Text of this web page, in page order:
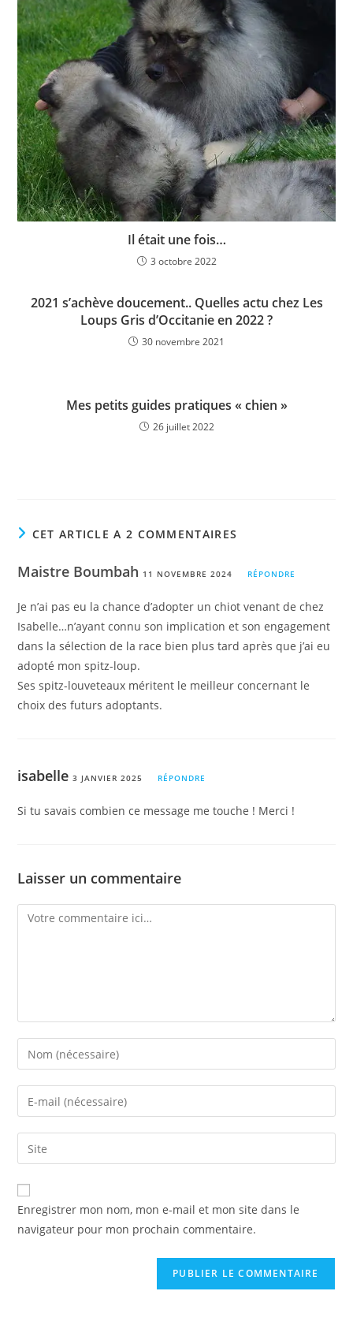
Il était une fois…
3 octobre 2022
2021 s’achève doucement.. Quelles actu chez Les
Loups Gris d’Occitanie en 2022 ?
30 novembre 2021
Mes petits guides pratiques « chien »
26 juillet 2022
CET ARTICLE A 2 COMMENTAIRES
Maistre Boumbah 11 NOVEMBRE 2024 RÉPONDRE
Je n’ai pas eu la chance d’adopter un chiot venant de chez
Isabelle…n’ayant connu son implication et son engagement
dans la sélection de la race bien plus tard après que j’ai eu
adopté mon spitz-loup.
Ses spitz-louveteaux méritent le meilleur concernant le
choix des futurs adoptants.
isabelle 3 JANVIER 2025 RÉPONDRE
Si tu savais combien ce message me touche ! Merci !
Laisser un commentaire
Comment
Enter
your
name
comment
Enter
your
email
address
comment
Saisir
l’URL
de
votre
(facultatif)
Enregistrer mon nom, mon e-mail et mon site dans le
navigateur pour mon prochain commentaire.